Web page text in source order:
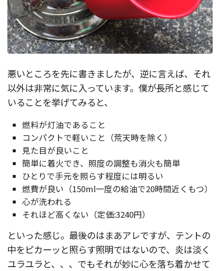
悪いところを先に書きましたが、逆に言えば、それ
以外は非常に気に入っています。僕が長所と感じて
いることを挙げてみると、
燃料が灯油であること
コンパクトで軽いこと（荒天時を除く）
見た目が良いこと
簡単に着火でき、照度の調整も消火も簡単
ひとりで手元を照らす程度には明るい
燃費が良い（150ml一度の給油で20時間近くもつ）
心が洗われる
それほど高くない（定価:3240円）
といった感じ。最後のはまあアレですが、テントの
中をピカーッと照らす照明ではないので、炎は淡く
ユラユラと、、、でもそれが妙に心を落ち着かせて